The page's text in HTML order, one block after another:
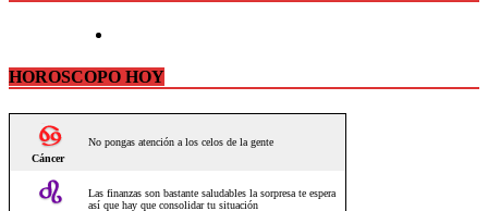
HOROSCOPO HOY